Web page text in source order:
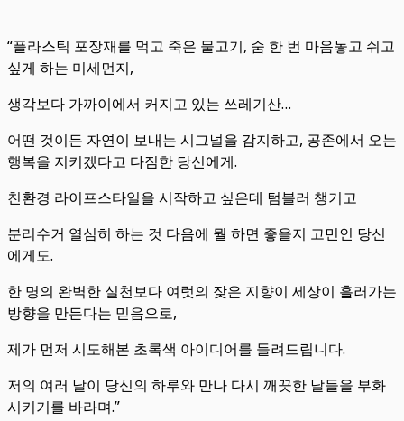
“플라스틱 포장재를 먹고 죽은 물고기, 숨 한 번 마음놓고 쉬고
싶게 하는 미세먼지,
생각보다 가까이에서 커지고 있는 쓰레기산…
어떤 것이든 자연이 보내는 시그널을 감지하고, 공존에서 오는
행복을 지키겠다고 다짐한 당신에게.
친환경 라이프스타일을 시작하고 싶은데 텀블러 챙기고
분리수거 열심히 하는 것 다음에 뭘 하면 좋을지 고민인 당신
에게도.
한 명의 완벽한 실천보다 여럿의 잦은 지향이 세상이 흘러가는
방향을 만든다는 믿음으로,
제가 먼저 시도해본 초록색 아이디어를 들려드립니다.
저의 여러 날이 당신의 하루와 만나 다시 깨끗한 날들을 부화
시키기를 바라며.”